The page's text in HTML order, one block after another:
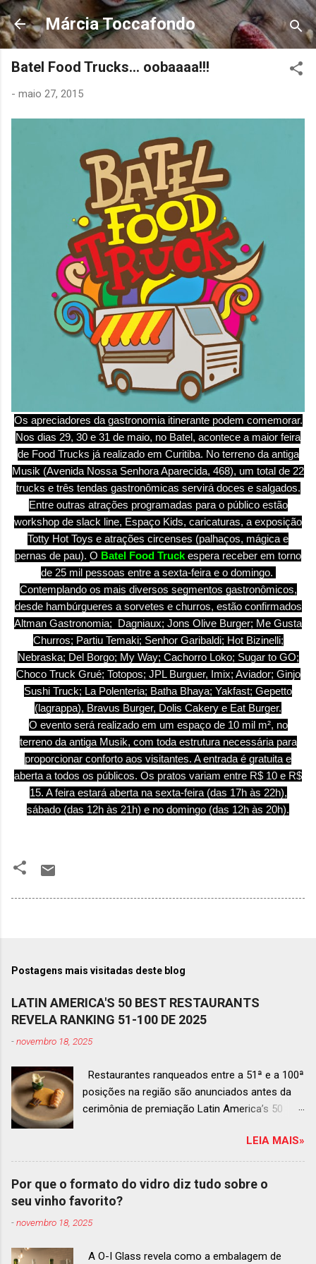
Pular para o conteúdo principal
Márcia Toccafondo
Batel Food Trucks... oobaaaa!!!
- maio 27, 2015
Os apreciadores da gastronomia itinerante podem comemorar.
Nos dias 29, 30 e 31 de maio, no Batel, acontece a maior feira
de Food Trucks já realizado em Curitiba. No terreno da antiga
Musik (Avenida Nossa Senhora Aparecida, 468), um total de 22
trucks e três tendas gastronômicas servirá doces e salgados.
Entre outras atrações programadas para o público estão
workshop de slack line, Espaço Kids, caricaturas, a exposição
Totty Hot Toys e atrações circenses (palhaços, mágica e
pernas de pau). O Batel Food Truck espera receber em torno
de 25 mil pessoas entre a sexta-feira e o domingo.
Contemplando os mais diversos segmentos gastronômicos,
desde hambúrgueres a sorvetes e churros, estão confirmados
Altman Gastronomia; Dagniaux; Jons Olive Burger; Me Gusta
Churros; Partiu Temaki; Senhor Garibaldi; Hot Bizinelli;
Nebraska; Del Borgo; My Way; Cachorro Loko; Sugar to GO;
Choco Truck Grué; Totopos; JPL Burguer, Imix; Aviador; Ginjo
Sushi Truck; La Polenteria; Batha Bhaya; Yakfast; Gepetto
(lagrappa), Bravus Burger, Dolis Cakery e Eat Burger.
O evento será realizado em um espaço de 10 mil m², no
terreno da antiga Musik, com toda estrutura necessária para
proporcionar conforto aos visitantes. A entrada é gratuita e
aberta a todos os públicos. Os pratos variam entre R$ 10 e R$
15. A feira estará aberta na sexta-feira (das 17h às 22h),
sábado (das 12h às 21h) e no domingo (das 12h às 20h).
Postagens mais visitadas deste blog
LATIN AMERICA'S 50 BEST RESTAURANTS
REVELA RANKING 51-100 DE 2025
-novembro 18, 2025
Restaurantes ranqueados entre a 51ª e a 100ª
posições na região são anunciados antes da
cerimônia de premiação Latin America’s 50
de dezembro em Antígua, Guatemala
Prato do Origem, o brasileiro mais
bem ranqueado na lista estendida O Latin
America’s 50 Best Restaurants anunciou hoje a
ranqueados nas posições No.51 a No.100,em
diversificado da gastronomia de toda a região.
LEIA MAIS»
Por que o formato do vidro diz tudo sobre o
seu vinho favorito?
-novembro 18, 2025
A O-I Glass revela como a embalagem de